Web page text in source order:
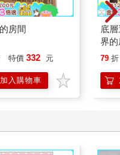
房間
特價 332 元
加入購物車
底
界
79 折